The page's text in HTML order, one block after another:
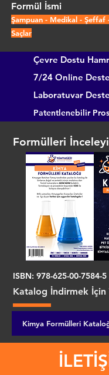
Formül İsmi
Şampuan - Medikal - Şeffaf
Saçlar
Çevre Dostu
7/24 Online
Laboratuvar
Patentlenebilir
Formülleri
ISBN: 978-625-00-7584-5
Katalog İndirmek İçin
Kimya Formülleri